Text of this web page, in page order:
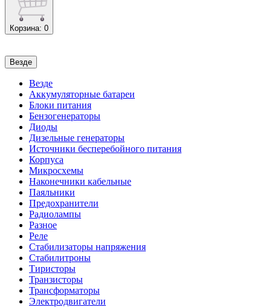
Корзина: 0
Везде
Везде
Аккумуляторные батареи
Блоки питания
Бензогенераторы
Диоды
Дизельные генераторы
Источники бесперебойного питания
Корпуса
Микросхемы
Наконечники кабельные
Паяльники
Предохранители
Радиолампы
Разное
Реле
Стабилизаторы напряжения
Стабилитроны
Тиристоры
Транзисторы
Трансформаторы
Электродвигатели